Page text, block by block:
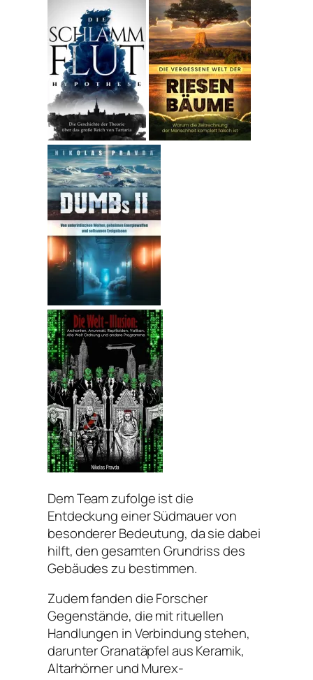
Dem Team zufolge ist die
Entdeckung einer Südmauer von
besonderer Bedeutung, da sie dabei
hilft, den gesamten Grundriss des
Gebäudes zu bestimmen.
Zudem fanden die Forscher
Gegenstände, die mit rituellen
Handlungen in Verbindung stehen,
darunter Granatäpfel aus Keramik,
Altarhörner und Murex-